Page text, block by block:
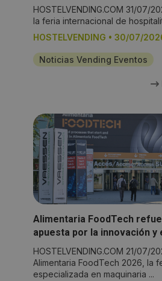
The NAFEM Show
HOSTELVENDING.COM 31/07/
la feria internacional de
HOSTELVENDING • 30/07/
Noticias Vending Eventos
Alimentaria FoodTech
apuesta por la innovación y
conocimiento de cara a
HOSTELVENDING.COM 21/07/
Alimentaria FoodTech 2026, la
especializada en maquinaria ...